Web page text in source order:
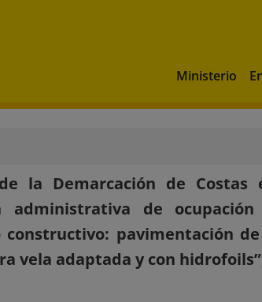
Ministerio
la Demarcación de
administrativa de
constructivo: pavimentación
vela adaptada y con